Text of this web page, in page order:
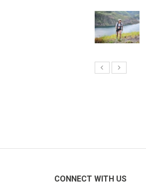
CONNECT WITH US